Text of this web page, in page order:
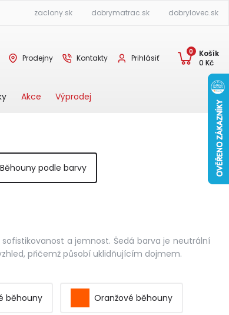
zaclony.sk dobrymatrac.sk dobrylovec.sk
Prodejny Kontakty Prihlásiť
0
Košík
0 Kč
Akce Výprodej
Běhouny podle barvy
a jemnost. Šedá barva je neutrální
přičemž působí uklidňujícím dojmem.
běhouny Oranžové běhouny